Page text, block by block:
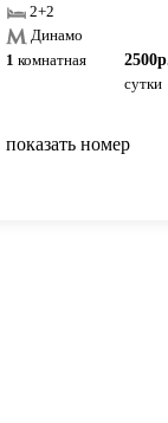
2+2
Динамо
1 комнатная
сутки
показать номер